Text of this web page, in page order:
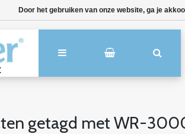
getagd met WR-
Door het gebruiken van onze website, ga je